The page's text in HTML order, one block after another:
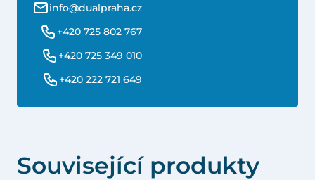
info@dualpraha.cz
+420 725 802 767
+420 725 349 010
+420 222 721 649
Související produkty